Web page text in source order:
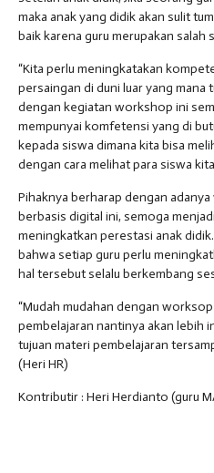
maka anak yang didik akan sulit
baik karena guru merupakan salah
“Kita perlu meningkatakan
persaingan di duni luar yang mana
dengan kegiatan workshop ini
mempunyai komfetensi yang di
kepada siswa dimana kita bisa
dengan cara melihat para siswa
Pihaknya berharap dengan
berbasis digital ini, semoga
meningkatkan perestasi anak
bahwa setiap guru perlu
hal tersebut selalu berkembang
“Mudah mudahan dengan
pembelajaran nantinya akan lebih
tujuan materi pembelajaran
(Heri HR)
Kontributir : Heri Herdianto (guru